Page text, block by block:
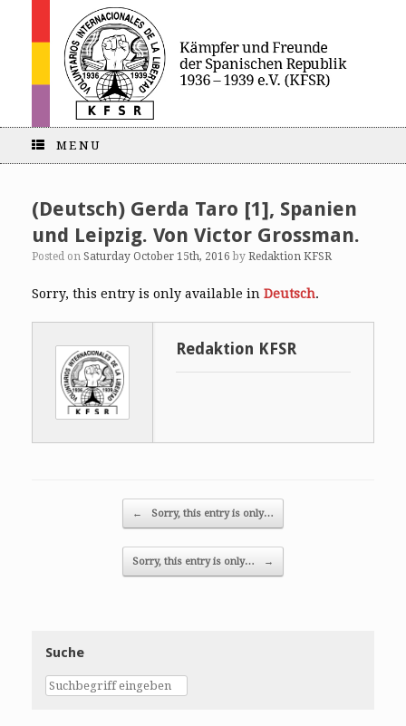
MENU
(Deutsch) Gerda Taro [1], Spanien
und Leipzig. Von Victor Grossman.
Posted on Saturday October 15th, 2016 by Redaktion KFSR
Sorry, this entry is only available in Deutsch.
Redaktion KFSR
← Sorry, this entry is only…
Sorry, this entry is only… →
Suche